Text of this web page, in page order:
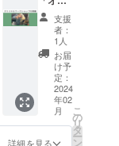
OKで
す。 ・
2024年
2月頃
に、
CAMPF
IREの
メッ
セージ
機能に
て、お
万円分
（税
込）ま
でお選
びいた
だけま
す ・
「商品
券」と
しての
紙券を
ジナル
ワーク
ショッ
プ」を
企画
し、マ
ンツー
マンで
レク
チャー
します
支援
者：
1人
お届
け予
定：
2024
年02
月
詳細を見る
こ
の
リ
タ
ー
ン